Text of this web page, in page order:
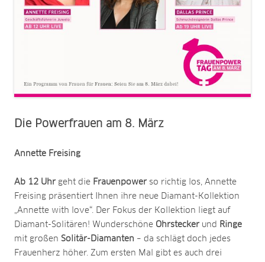
Die Powerfrauen am 8. März
Annette Freising
Ab 12 Uhr geht die Frauenpower so richtig los, Annette
Freising präsentiert Ihnen ihre neue Diamant-Kollektion
„Annette with love“. Der Fokus der Kollektion liegt auf
Diamant-Solitären! Wunderschöne Ohrstecker und
Ringe
mit großen Solitär-Diamanten – da schlägt doch jedes
Frauenherz höher. Zum ersten Mal gibt es auch drei